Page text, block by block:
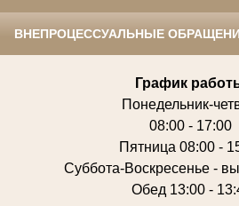
ВНЕПРОЦЕССУАЛЬНЫЕ
График
Понедельник-
08:00 - 17:00
Пятница 08:00 -
Суббота-Воскресенье -
Обед 13:00 -